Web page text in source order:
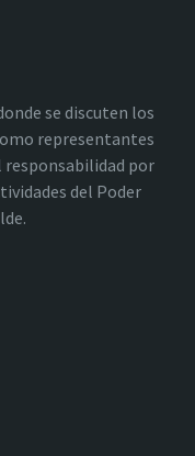
se discuten los
representantes
por
del Poder